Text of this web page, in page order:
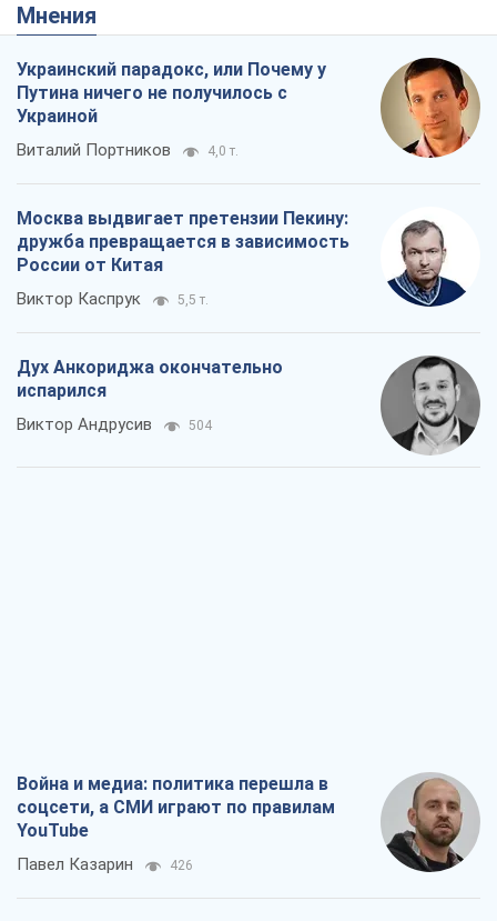
Мнения
Украинский парадокс, или Почему у
Путина ничего не получилось с
Украиной
Виталий Портников 4,0 т.
Москва выдвигает претензии Пекину:
дружба превращается в зависимость
России от Китая
Виктор Каспрук 5,5 т.
Дух Анкориджа окончательно
испарился
Виктор Андрусив 504
Война и медиа: политика перешла в
соцсети, а СМИ играют по правилам
YouTube
Павел Казарин 426